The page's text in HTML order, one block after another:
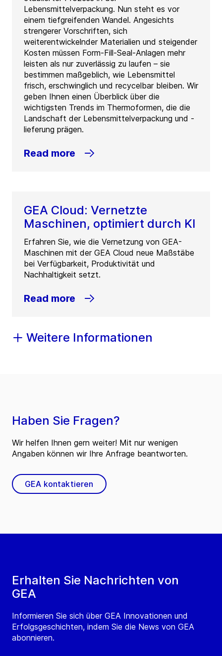
Lebensmittelverpackung. Nun steht es vor
einem tiefgreifenden Wandel. Angesichts
strengerer Vorschriften, sich
weiterentwickelnder Materialien und steigender
Kosten müssen Form-Fill-Seal-Anlagen mehr
leisten als nur zuverlässig zu laufen – sie
bestimmen maßgeblich, wie Lebensmittel
frisch, erschwinglich und recycelbar bleiben. Wir
geben Ihnen einen Überblick über die
wichtigsten Trends im Thermoformen, die die
Landschaft der Lebensmittelverpackung und -
lieferung prägen.
Read more
GEA Cloud: Vernetzte
Maschinen, optimiert durch KI
Erfahren Sie, wie die Vernetzung von GEA-
Maschinen mit der GEA Cloud neue Maßstäbe
bei Verfügbarkeit, Produktivität und
Nachhaltigkeit setzt.
Read more
Weitere Informationen
Erhalten Sie Nachrichten von
GEA
Informieren Sie sich über GEA Innovationen und
Erfolgsgeschichten, indem Sie die News von GEA
abonnieren.
Haben Sie Fragen?
Wir helfen Ihnen gern weiter! Mit nur wenigen
Angaben können wir Ihre Anfrage beantworten.
GEA kontaktieren